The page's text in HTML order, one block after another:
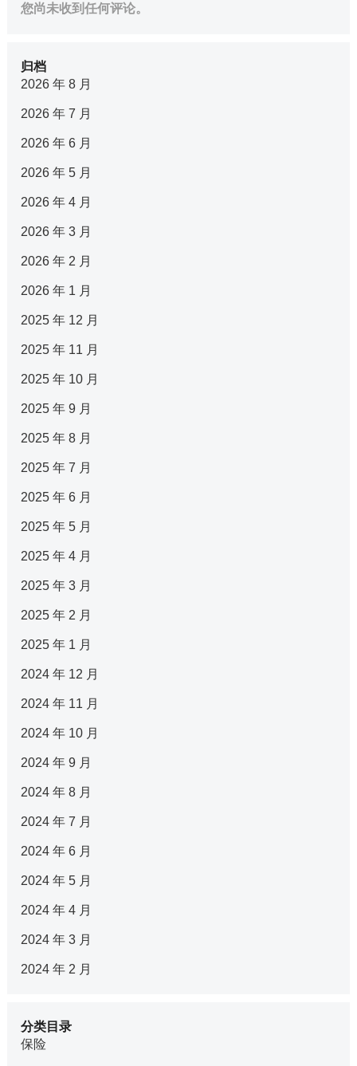
您尚未收到任何评论。
归档
2026 年 8 月
2026 年 7 月
2026 年 6 月
2026 年 5 月
2026 年 4 月
2026 年 3 月
2026 年 2 月
2026 年 1 月
2025 年 12 月
2025 年 11 月
2025 年 10 月
2025 年 9 月
2025 年 8 月
2025 年 7 月
2025 年 6 月
2025 年 5 月
2025 年 4 月
2025 年 3 月
2025 年 2 月
2025 年 1 月
2024 年 12 月
2024 年 11 月
2024 年 10 月
2024 年 9 月
2024 年 8 月
2024 年 7 月
2024 年 6 月
2024 年 5 月
2024 年 4 月
2024 年 3 月
2024 年 2 月
分类目录
保险